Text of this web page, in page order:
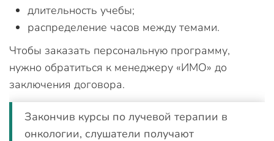
длительность учебы;
распределение часов между темами.
Чтобы заказать персональную программу,
нужно обратиться к менеджеру «ИМО» до
заключения договора.
Закончив курсы по лучевой терапии в
онкологии, слушатели получают